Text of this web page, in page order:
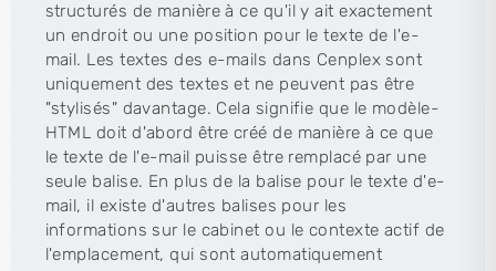
structurés de manière à ce qu'il y ait exactement
un endroit ou une position pour le texte de l'e-
mail. Les textes des e-mails dans Cenplex sont
uniquement des textes et ne peuvent pas être
"stylisés" davantage. Cela signifie que le modèle-
HTML doit d'abord être créé de manière à ce que
le texte de l'e-mail puisse être remplacé par une
seule balise. En plus de la balise pour le texte d'e-
mail, il existe d'autres balises pour les
informations sur le cabinet ou le contexte actif de
l'emplacement, qui sont automatiquement